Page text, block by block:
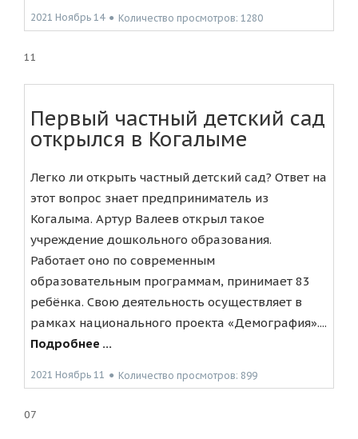
2021 Ноябрь 14 ● Количество просмотров: 1280
11
Первый частный детский сад
открылся в Когалыме
Легко ли открыть частный детский сад? Ответ на
этот вопрос знает предприниматель из
Когалыма. Артур Валеев открыл такое
учреждение дошкольного образования.
Работает оно по современным
образовательным программам, принимает 83
ребёнка. Свою деятельность осуществляет в
рамках национального проекта «Демография»....
Подробнее ...
2021 Ноябрь 11 ● Количество просмотров: 899
07